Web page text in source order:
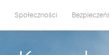
Społeczności